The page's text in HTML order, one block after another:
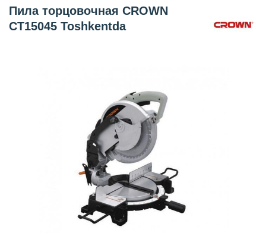
Пила торцовочная CROWN
CT15045 Toshkentda